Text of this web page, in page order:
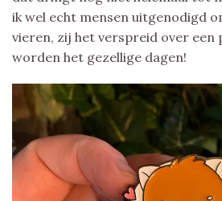
ik wel echt mensen uitgenodigd
vieren, zij het verspreid over een
worden het gezellige dagen!